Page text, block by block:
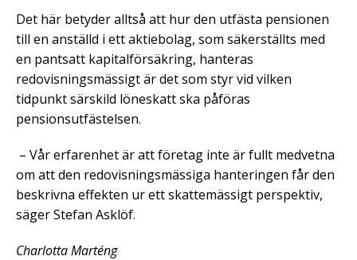
Det här betyder alltså att hur den utfästa pensionen
till en anställd i ett aktiebolag, som säkerställts med
en pantsatt kapitalförsäkring, hanteras
redovisningsmässigt är det som styr vid vilken
tidpunkt särskild löneskatt ska påföras
pensionsutfästelsen.
– Vår erfarenhet är att företag inte är fullt medvetna
om att den redovisningsmässiga hanteringen får den
beskrivna effekten ur ett skattemässigt perspektiv,
säger Stefan Asklöf.
Charlotta Marténg